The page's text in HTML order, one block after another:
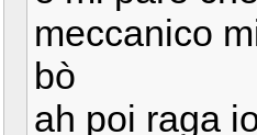
meccanico
bò
ah poi raga